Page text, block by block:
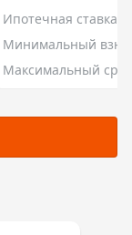
Ипотечная ставка
Минимальный
Максимальный срок